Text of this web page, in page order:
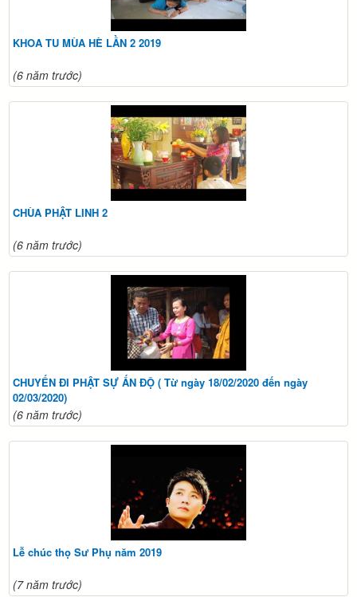
KHOA TU MÙA HÈ LẦN 2 2019
(6 năm trước)
CHÙA PHẬT LINH 2
(6 năm trước)
CHUYẾN ĐI PHẬT SỰ ẤN ĐỘ ( Từ ngày 18/02/2020 đến ngày
02/03/2020)
(6 năm trước)
Lễ chúc thọ Sư Phụ năm 2019
(7 năm trước)